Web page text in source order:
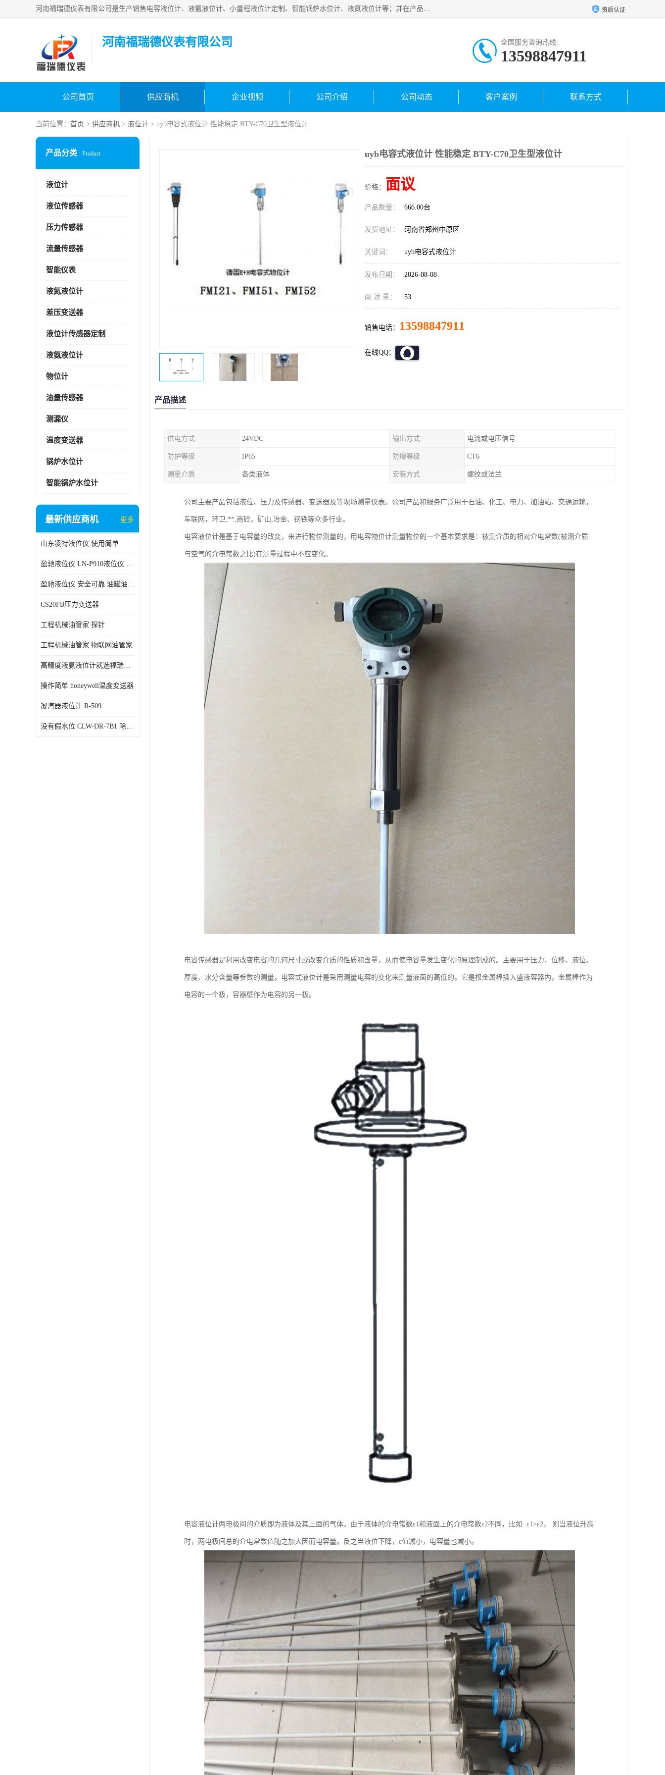
河南福瑞德仪表有限公司是生产销售电容液位计、液氨液位计、小量程液位计定制、智能锅炉水位计、液氮液位计等；并在产品开发、研制的过程中，吸取国内外仪器仪表的技术精华，建立了一支高、精、尖的科研开发队伍，使产品性能不断升级。 资质认证
河南福瑞德仪表有限公司 全国服务咨询热线:
13598847911
公司首页 供应商机 企业视频 公司介绍 公司动态 客户案例 联系方式
当前位置： 首页 > 供应商机 > 液位计 > uyb电容式液位计 性能稳定 BTY-C70卫生型液位计
产品分类 Product
液位计
液位传感器
压力传感器
流量传感器
智能仪表
液氮液位计
差压变送器
液位计传感器定制
液氨液位计
物位计
油量传感器
测漏仪
温度变送器
锅炉水位计
智能锅炉水位计
最新供应商机 更多
山东凌特液位仪 使用简单
盈驰液位仪 LN-P910液位仪 安全可靠
盈驰液位仪 安全可靠 油罐油位检测
CS20FB压力变送器
工程机械油管家 探针
工程机械油管家 物联网油管家
高精度液氨液位计就选福瑞德仪表
操作简单 honeywell温度变送器
凝汽器液位计 R-509
没有假水位 CLW-DR-7B1 除氧器水位测量
uyb电容式液位计 性能稳定 BTY-C70卫生型液位计
价格： 面议
产品数量： 666.00台
发货地址： 河南省郑州中原区
关键词： uyb电容式液位计
发布日期： 2026-08-08
阅 读 量： 53
销售电话： 13598847911
在线QQ：
产品描述
供电方式 24VDC 输出方式 电流或电压信号
防护等级 IP65 防爆等级 CT6
测量介质 各类液体 安装方式 螺纹或法兰
公司主要产品包括液位、压力及传感器、变送器及等现场测量仪表。公司产品和服务广泛用于石油、化工、电力、加油站、交通运输，
车联网，环卫,**,商砼，矿山,冶金、钢铁等众多行业。
电容液位计是基于电容量的改变，来进行物位测量的，用电容物位计测量物位的一个基本要求是：被测介质的相对介电常数(被测介质
与空气的介电常数之比)在测量过程中不应变化。
电容传感器是利用改变电容的几何尺寸或改变介质的性质和含量，从而使电容量发生变化的原理制成的。主要用于压力、位移、液位、
厚度、水分含量等参数的测量。电容式液位计是采用测量电容的变化来测量液面的高低的。它是根金属棒插入盛液容器内，金属棒作为
电容的一个极，容器壁作为电容的另一极。
电容液位计两电极间的介质即为液体及其上面的气体。由于液体的介电常数ε1和液面上的介电常数ε2不同，比如: ε1>ε2， 则当液位升高
时，两电极间总的介电常数值随之加大因而电容量。反之当液位下降，ε值减小，电容量也减小。